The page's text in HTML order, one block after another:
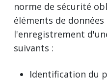
norme de sécurité
éléments de
l'enregistrement
suivants :
Identification du